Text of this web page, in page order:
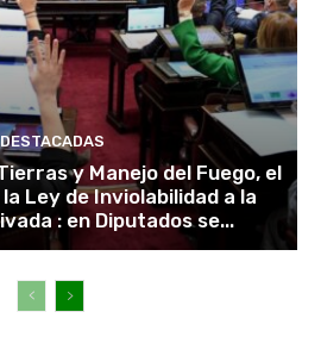
DESTACADAS
y Manejo del Fuego, el
Ley de Inviolabilidad a la
: en Diputados se...